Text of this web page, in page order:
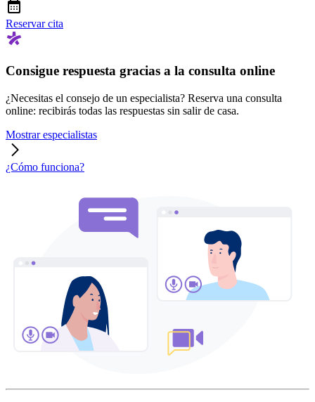
Reservar cita
Consigue respuesta gracias a la consulta online
¿Necesitas el consejo de un especialista? Reserva una consulta
online: recibirás todas las respuestas sin salir de casa.
Mostrar especialistas
¿Cómo funciona?